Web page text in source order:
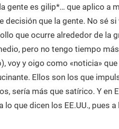
gente es gilip*… que aplico a
decisión que la gente. No sé si
que ocurre alrededor de la
pero no tengo tiempo
voy y oigo como «noticia» que
Ellos son los que
sería más que satírico. Y en
lo que dicen los EE.UU., pues